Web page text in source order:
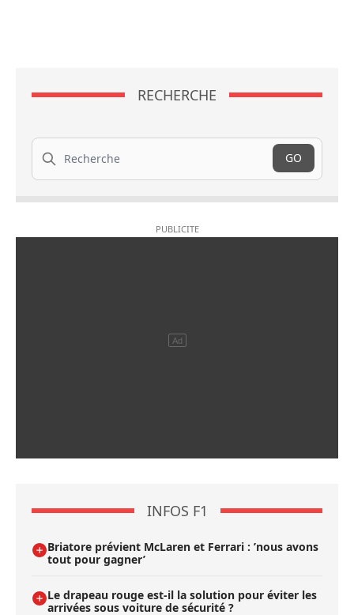
RECHERCHE
Recherche
GO
INFOS F1
Briatore prévient McLaren et Ferrari : ’nous avons
tout pour gagner’
Le drapeau rouge est-il la solution pour éviter les
arrivées sous voiture de sécurité ?